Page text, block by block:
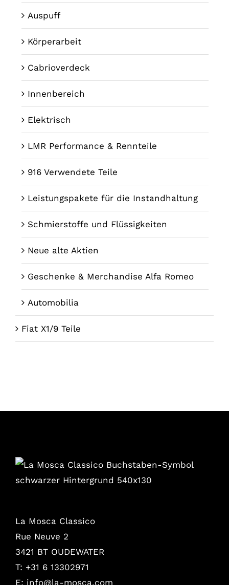
Auspuff
Körperarbeit
Cabrioverdeck
Innenbereich
Elektrisch
LMR Performance & Rennteile
916 Verwendete Teile
Leistungspakete für die Instandhaltung
Schmierstoffe und Flüssigkeiten
Neue alte Aktien
Geschenke & Merchandise Alfa Romeo
Automobilia
Fiat X1/9 Teile
La Mosca Classico
Rue Neuve 2
3421 BT OUDEWATER
T: +31 6 13302971
E: info@la-mosca.com